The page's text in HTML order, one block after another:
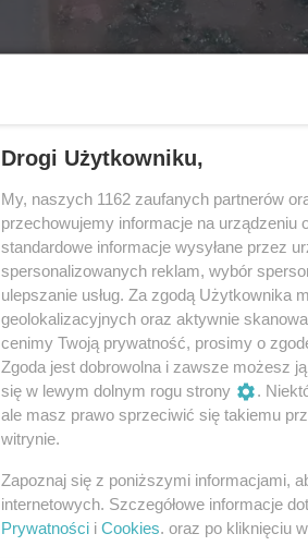
Drogi Użytkowniku,
My, naszych 1162 zaufanych partnerów
przechowujemy informacje na urządzeniu
standardowe informacje wysyłane przez
spersonalizowanych reklam, wybór
ulepszanie usług. Za zgodą Użytkownika
geolokalizacyjnych oraz aktywnie
cenimy Twoją prywatność, prosimy o
Zgoda jest dobrowolna i zawsze możesz
się w lewym dolnym rogu strony
.
ale masz prawo sprzeciwić się takiemu
witrynie.
Zapoznaj się z poniższymi informacjami,
internetowych. Szczegółowe informacje
Prywatności i Cookies. oraz po kliknięciu